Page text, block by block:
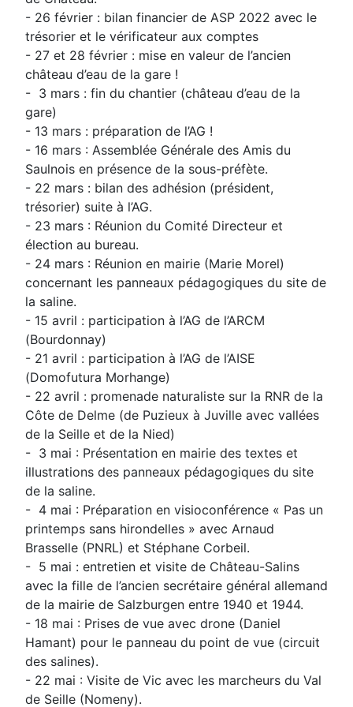
- 26 février : bilan financier de ASP 2022 avec le
trésorier et le vérificateur aux comptes
- 27 et 28 février : mise en valeur de l’ancien
château d’eau de la gare !
- 3 mars : fin du chantier (château d’eau de la
gare)
- 13 mars : préparation de l’AG !
- 16 mars : Assemblée Générale des Amis du
Saulnois en présence de la sous-préfète.
- 22 mars : bilan des adhésion (président,
trésorier) suite à l’AG.
- 23 mars : Réunion du Comité Directeur et
élection au bureau.
- 24 mars : Réunion en mairie (Marie Morel)
concernant les panneaux pédagogiques du site de
la saline.
- 15 avril : participation à l’AG de l’ARCM
(Bourdonnay)
- 21 avril : participation à l’AG de l’AISE
(Domofutura Morhange)
- 22 avril : promenade naturaliste sur la RNR de la
Côte de Delme (de Puzieux à Juville avec vallées
de la Seille et de la Nied)
- 3 mai : Présentation en mairie des textes et
illustrations des panneaux pédagogiques du site
de la saline.
- 4 mai : Préparation en visioconférence « Pas un
printemps sans hirondelles » avec Arnaud
Brasselle (PNRL) et Stéphane Corbeil.
- 5 mai : entretien et visite de Château-Salins
avec la fille de l’ancien secrétaire général allemand
de la mairie de Salzburgen entre 1940 et 1944.
- 18 mai : Prises de vue avec drone (Daniel
Hamant) pour le panneau du point de vue (circuit
des salines).
- 22 mai : Visite de Vic avec les marcheurs du Val
de Seille (Nomeny).